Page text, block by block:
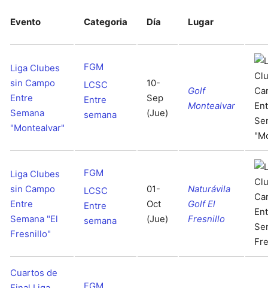
Evento Categoria Día Lugar
Liga Clubes
sin Campo
Entre
Semana
"Montealvar"
FGM
LCSC
Entre
semana
10-
Sep
(Jue)
Golf
Montealvar
Liga Clubes
sin Campo
Entre
Semana "El
Fresnillo"
FGM
LCSC
Entre
semana
01-
Oct
(Jue)
Naturávila
Golf El
Fresnillo
Cuartos de